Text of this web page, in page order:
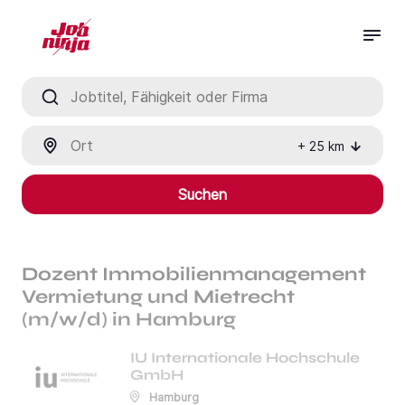
+ 25 km
Suchen
Dozent Immobilienmanagement
Vermietung und Mietrecht
(m/w/d) in Hamburg
IU Internationale Hochschule
GmbH
Hamburg